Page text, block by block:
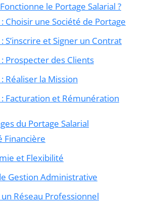
le Portage Salarial ?
Choisir une Société de Portage
S’inscrire et Signer un Contrat
: Prospecter des Clients
Réaliser la Mission
: Facturation et Rémunération
du Portage Salarial
Financière
et Flexibilité
Gestion Administrative
un Réseau Professionnel